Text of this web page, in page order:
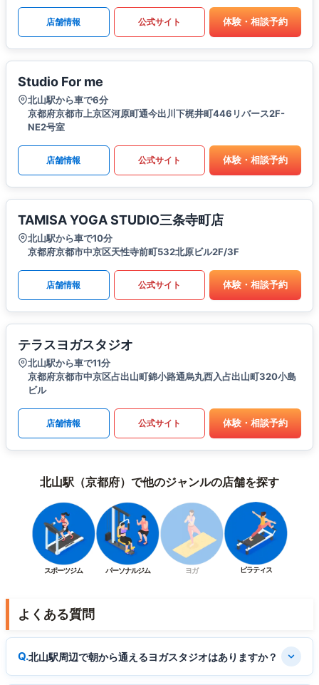
店舗情報 公式サイト 体験・相談予約
Studio For me
北山駅から車で6分
京都府京都市上京区河原町通今出川下梶井町446リバース2F-
NE2号室
店舗情報 公式サイト 体験・相談予約
TAMISA YOGA STUDIO三条寺町店
北山駅から車で10分
京都府京都市中京区天性寺前町532北原ビル2F/3F
店舗情報 公式サイト 体験・相談予約
テラスヨガスタジオ
北山駅から車で11分
京都府京都市中京区占出山町錦小路通烏丸西入占出山町320小島
ビル
店舗情報 公式サイト 体験・相談予約
北山駅（京都府）で他のジャンルの店舗を探す
スポーツジム パーソナルジム ヨガ ピラティス
よくある質問
北山駅周辺で朝から通えるヨガスタジオはありますか？